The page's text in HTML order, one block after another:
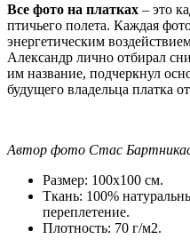
Все фото на платках – это
птичьего полета. Каждая
энергетическим
Александр лично отбирал
им название, подчеркнул
будущего владельца платка
Автор фото Стас
Размер: 100х100 см.
Ткань: 100%
переплетение.
Плотность: 70 г/м2.